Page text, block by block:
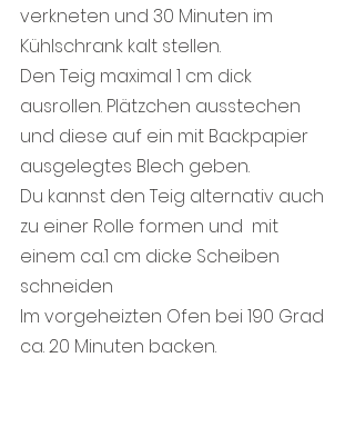
verkneten und 30 Minuten im
Kühlschrank kalt stellen.
Den Teig maximal 1 cm dick
ausrollen. Plätzchen ausstechen
und diese auf ein mit Backpapier
ausgelegtes Blech geben.
Du kannst den Teig alternativ auch
zu einer Rolle formen und  mit
einem ca.1 cm dicke Scheiben
schneiden
Im vorgeheizten Ofen bei 190 Grad
ca. 20 Minuten backen.